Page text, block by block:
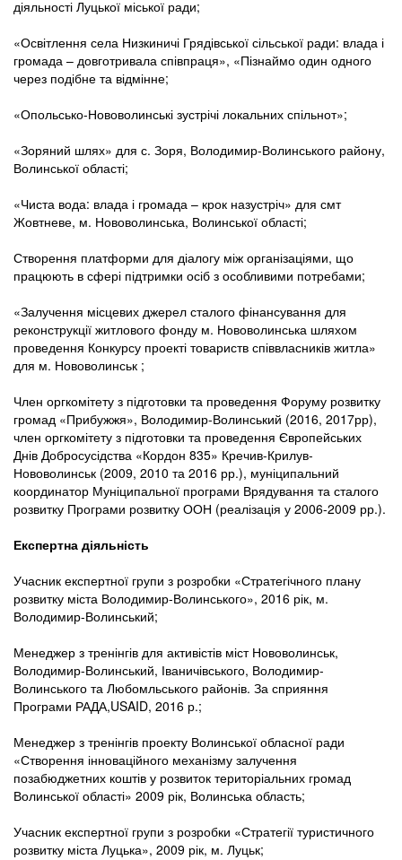
діяльності Луцької міської ради;
«Освітлення села Низкиничі Грядівської сільської ради: влада і
громада – довготривала співпраця», «Пізнаймо один одного
через подібне та відмінне;
«Опольсько-Нововолинські зустрічі локальних спільнот»;
«Зоряний шлях» для с. Зоря, Володимир-Волинського району,
Волинської області;
«Чиста вода: влада і громада – крок назустріч» для смт
Жовтневе, м. Нововолинська, Волинської області;
Створення платформи для діалогу між організаціями, що
працюють в сфері підтримки осіб з особливими потребами;
«Залучення місцевих джерел сталого фінансування для
реконструкції житлового фонду м. Нововолинська шляхом
проведення Конкурсу проекті товариств співвласників житла»
для м. Нововолинськ ;
Член оргкомітету з підготовки та проведення Форуму розвитку
громад «Прибужжя», Володимир-Волинський (2016, 2017рр),
член оргкомітету з підготовки та проведення Європейських
Днів Добросусідства «Кордон 835» Кречив-Крилув-
Нововолинськ (2009, 2010 та 2016 рр.), муніципальний
координатор Муніципальної програми Врядування та сталого
розвитку Програми розвитку ООН (реалізація у 2006-2009 рр.).
Експертна діяльність
Учасник експертної групи з розробки «Стратегічного плану
розвитку міста Володимир-Волинського», 2016 рік, м.
Володимир-Волинський;
Менеджер з тренінгів для активістів міст Нововолинськ,
Володимир-Волинський, Іваничівського, Володимир-
Волинського та Любомльського районів. За сприяння
Програми РАДА,USAID, 2016 р.;
Менеджер з тренінгів проекту Волинської обласної ради
«Створення інноваційного механізму залучення
позабюджетних коштів у розвиток територіальних громад
Волинської області» 2009 рік, Волинська область;
Учасник експертної групи з розробки «Стратегії туристичного
розвитку міста Луцька», 2009 рік, м. Луцьк;